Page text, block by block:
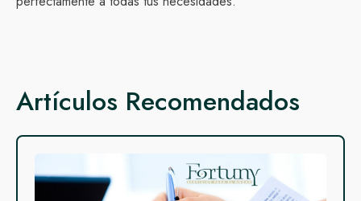
Artículos Recomendados